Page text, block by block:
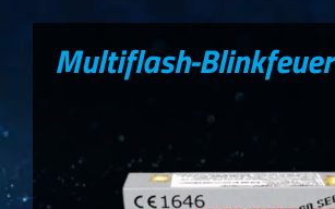
Multiflash-Blinkfeuer